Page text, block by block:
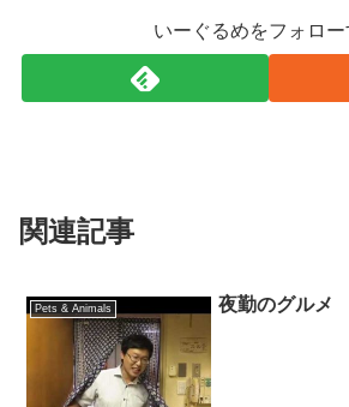
いーぐるめをフォロー
関連記事
Pets & Animals 夜勤のグルメ